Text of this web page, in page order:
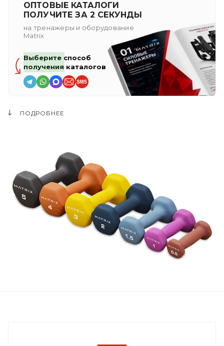
ОПТОВЫЕ КАТАЛОГИ
ПОЛУЧИТЕ ЗА 2 СЕКУНДЫ
на тренажеры и оборудование
Matrix
Выберите способ
получения каталогов
ПОДРОБНЕЕ